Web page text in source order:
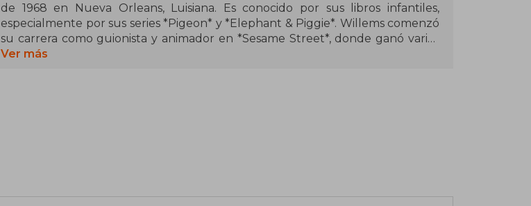
de 1968 en Nueva Orleans, Luisiana. Es conocido por sus libros infantiles,
especialmente por sus series *Pigeon* y *Elephant & Piggie*. Willems comenzó
su carrera como guionista y animador en *Sesame Street*, donde ganó varios
premios Emmy. Su estilo de ilustración es simple y expresivo, lo que le ha
Ver más